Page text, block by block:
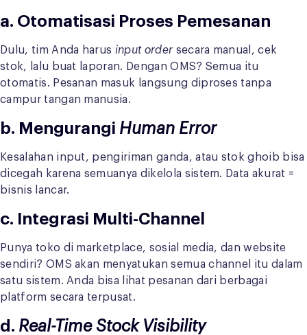
a. Otomatisasi Proses Pemesanan
Dulu, tim Anda harus input order secara manual, cek
stok, lalu buat laporan. Dengan OMS? Semua itu
otomatis. Pesanan masuk langsung diproses tanpa
campur tangan manusia.
b. Mengurangi Human Error
Kesalahan input, pengiriman ganda, atau stok ghoib bisa
dicegah karena semuanya dikelola sistem. Data akurat =
bisnis lancar.
c. Integrasi Multi-Channel
Punya toko di marketplace, sosial media, dan website
sendiri? OMS akan menyatukan semua channel itu dalam
satu sistem. Anda bisa lihat pesanan dari berbagai
platform secara terpusat.
d. Real-Time Stock Visibility